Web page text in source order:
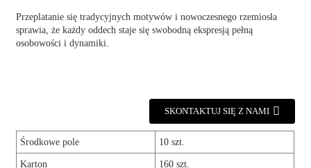
Przeplatanie się tradycyjnych motywów i nowoczesnego rzemiosła
sprawia, że ​​każdy oddech staje się swobodną ekspresją pełną
osobowości i dynamiki.
SKONTAKTUJ SIĘ Z NAMI
Środkowe pole 10 szt.
Karton 160 szt.